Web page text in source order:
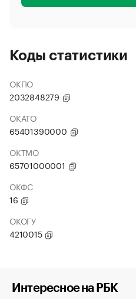
Коды статистики
ОКПО
2032848279
ОКАТО
65401390000
ОКТМО
65701000001
ОКФС
16
ОКОГУ
4210015
Интересное на РБК